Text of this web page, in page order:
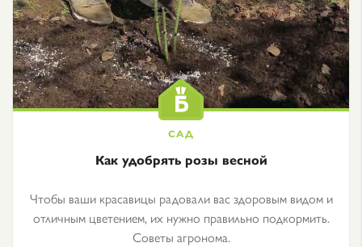
Как удобрять розы весной
Чтобы ваши красавицы радовали вас здоровым видом и
отличным цветением, их нужно правильно подкормить.
Советы агронома.